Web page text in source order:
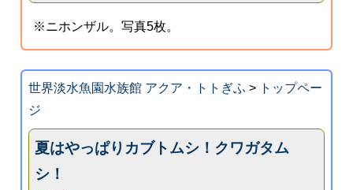
※ニホンザル。写真5枚。
世界淡水魚園水族館 アクア・トトぎふ > トップペー
ジ
夏はやっぱりカブトムシ！クワガタム
シ！